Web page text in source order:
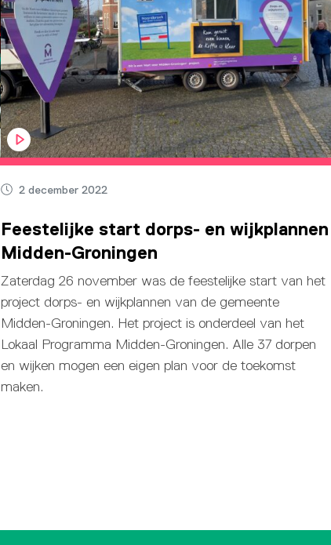
2 december 2022
Feestelijke start dorps- en wijkplannen
Midden-Groningen
Zaterdag 26 november was de feestelijke start van het
project dorps- en wijkplannen van de gemeente
Midden-Groningen. Het project is onderdeel van het
Lokaal Programma Midden-Groningen. Alle 37 dorpen
en wijken mogen een eigen plan voor de toekomst
maken.